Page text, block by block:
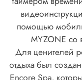
помощью
MYZONE со
Для ценителей
отдыха был